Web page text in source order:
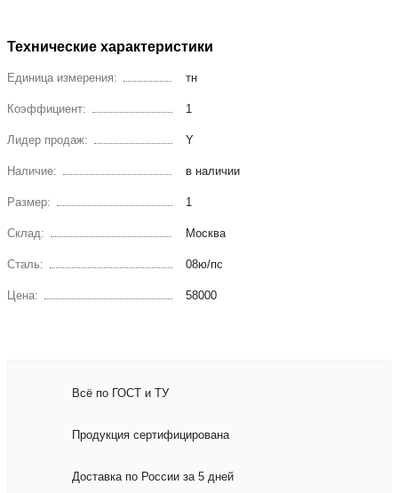
Технические характеристики
Единица измерения: тн
Коэффициент: 1
Лидер продаж: Y
Наличие: в наличии
Размер: 1
Склад: Москва
Сталь: 08ю/пс
Цена: 58000
Всё по ГОСТ и ТУ
Продукция сертифицирована
Доставка по России за 5 дней